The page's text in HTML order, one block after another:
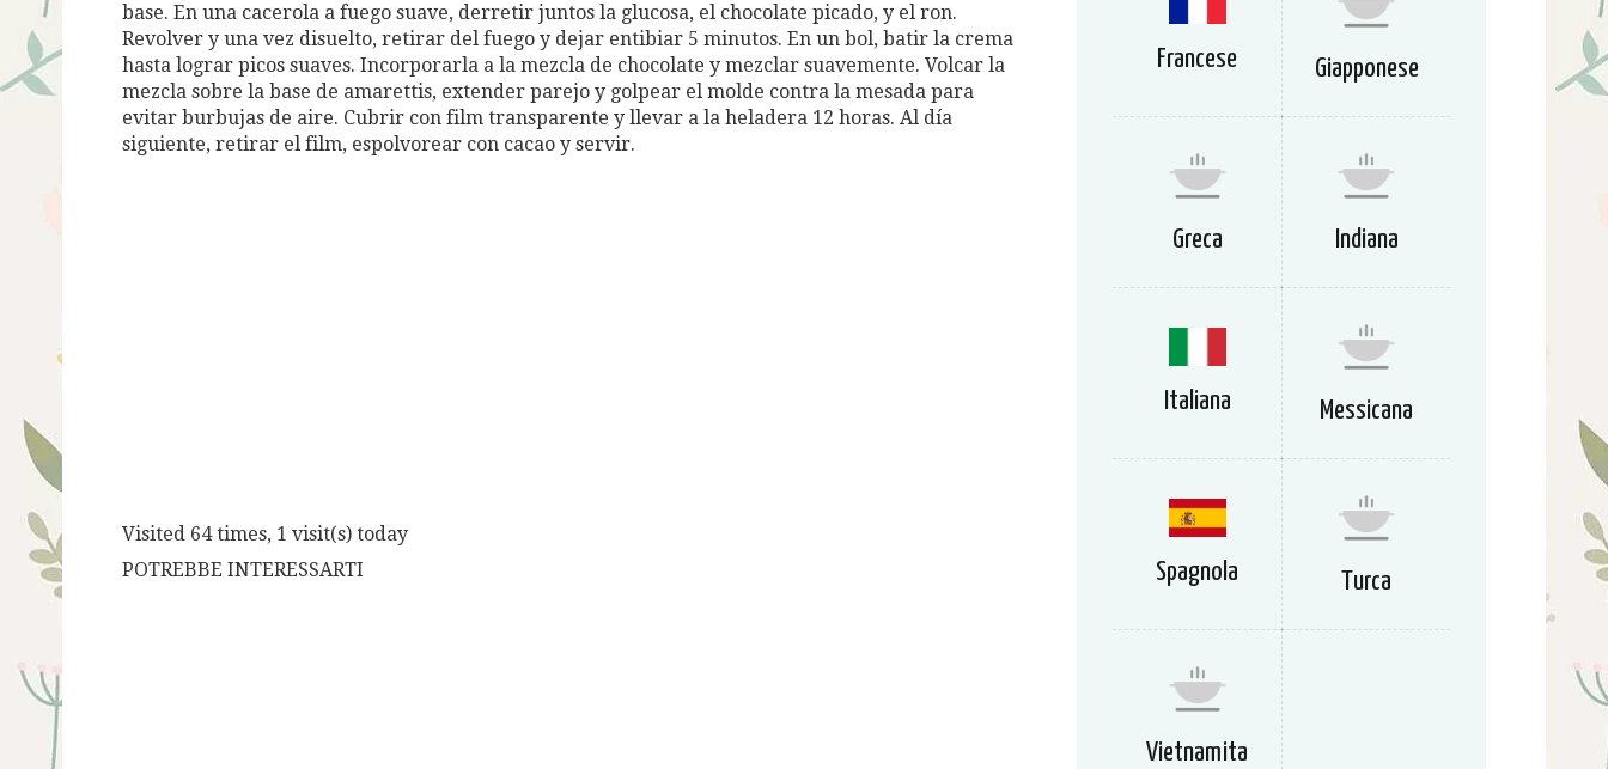
base. En una cacerola a fuego suave, derretir juntos la glucosa, el chocolate picado, y el ron.
Revolver y una vez disuelto, retirar del fuego y dejar entibiar 5 minutos. En un bol, batir la crema
hasta lograr picos suaves. Incorporarla a la mezcla de chocolate y mezclar suavemente. Volcar la
mezcla sobre la base de amarettis, extender parejo y golpear el molde contra la mesada para
evitar burbujas de aire. Cubrir con film transparente y llevar a la heladera 12 horas. Al día
siguiente, retirar el film, espolvorear con cacao y servir.
Visited 64 times, 1 visit(s) today
POTREBBE INTERESSARTI
Francese Giapponese
Greca Indiana
Italiana Messicana
Spagnola Turca
Vietnamita